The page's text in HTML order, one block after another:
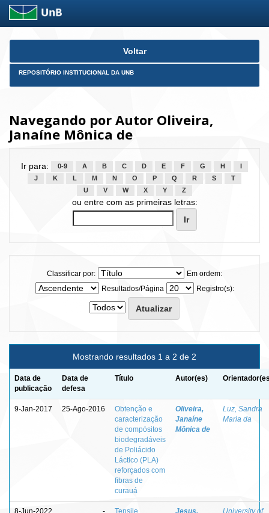
Skip
Voltar
REPOSITÓRIO INSTITUCIONAL DA UNB
Navegando por Autor Oliveira,
Janaíne Mônica de
Ir para: 0-9 A B C D E F G H
J
K L M N O P Q R S
T
U
V W X Y Z
ou entre com as primeiras letras:
Classificar por:
Em ordem:
Resultados/Página
Registro(s):
Mostrando resultados 1 a 2 de 2
Data de
publicação
Data de
defesa
Título Autor(es)
9-Jan-2017 25-Ago-2016
Obtenção e
caracterização
de compósitos
biodegradáveis
de Poliácido
Láctico (PLA)
reforçados com
fibras de
curauá
Oliveira,
Janaíne
Mônica de
Luz, Sandra
Maria da
8-Jun-2022 -
Tensile
Jesus,
University of